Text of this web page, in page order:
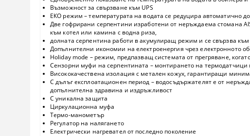
Възможност за свързване към UPS
ЕКО режим – температурата на водата се редуцира автоматично
Две гофрирани серпентини изработени от неръждаема стомана
към котел или камина с водна риза,
долната серпентина работи в акумулиращ режим и се свързва
Допълнителни икономии на електроенергия чрез електронното
Holiday mode – режим, предпазващ системата от прегряване,
Сензорни муфи на серпентината – монтирането на
Висококачествена изолация с метален кожух, гарантиращи
С дълъг експлоатационен период – водосъдържателят е от
допълнителна здравина и издръжливост
С уникална защита
Циркулационна муфа
Термо-манометър
Регулатор на налягането
Електрически нагревател от последно поколение